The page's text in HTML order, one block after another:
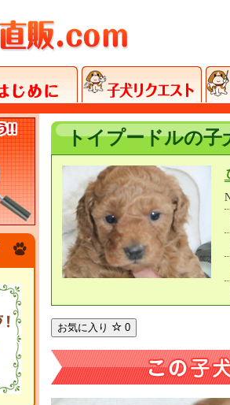
トイプードルの子
お気に入り 0